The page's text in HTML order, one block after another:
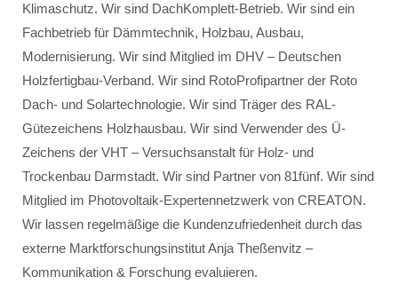
Klimaschutz. Wir sind DachKomplett-Betrieb. Wir sind ein
Fachbetrieb für Dämmtechnik, Holzbau, Ausbau,
Modernisierung. Wir sind Mitglied im DHV – Deutschen
Holzfertigbau-Verband. Wir sind RotoProfipartner der Roto
Dach- und Solartechnologie. Wir sind Träger des RAL-
Gütezeichens Holzhausbau. Wir sind Verwender des Ü-
Zeichens der VHT – Versuchsanstalt für Holz- und
Trockenbau Darmstadt. Wir sind Partner von 81fünf. Wir sind
Mitglied im Photovoltaik-Expertennetzwerk von CREATON.
Wir lassen regelmäßige die Kundenzufriedenheit durch das
externe Marktforschungsinstitut Anja Theßenvitz –
Kommunikation & Forschung evaluieren.